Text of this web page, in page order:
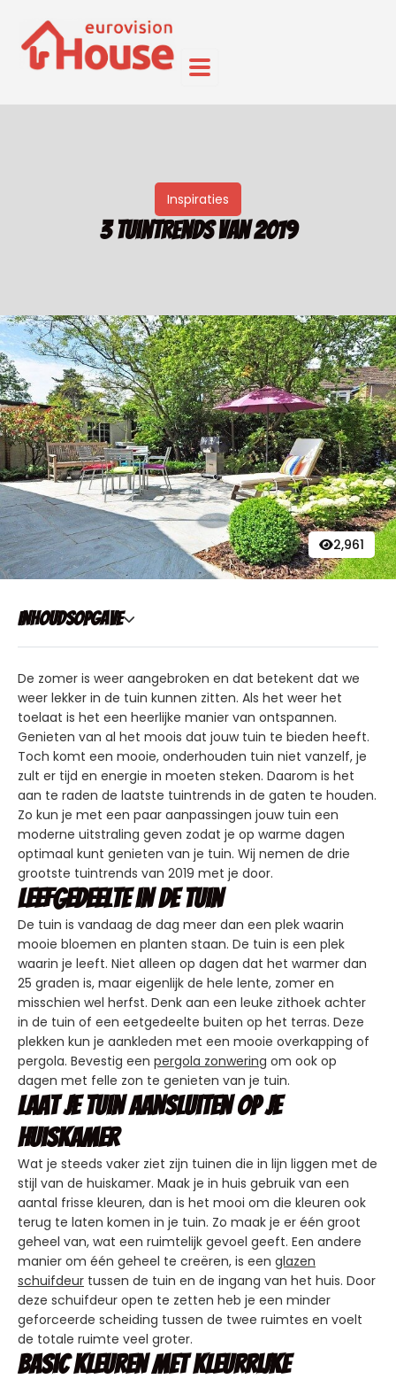
2,961
Inspiraties
3 tuintrends van 2019
Inhoudsopgave
De zomer is weer aangebroken en dat betekent dat we
weer lekker in de tuin kunnen zitten. Als het weer het
toelaat is het een heerlijke manier van ontspannen.
Genieten van al het moois dat jouw tuin te bieden heeft.
Toch komt een mooie, onderhouden tuin niet vanzelf, je
zult er tijd en energie in moeten steken. Daarom is het
aan te raden de laatste tuintrends in de gaten te houden.
Zo kun je met een paar aanpassingen jouw tuin een
moderne uitstraling geven zodat je op warme dagen
optimaal kunt genieten van je tuin. Wij nemen de drie
grootste tuintrends van 2019 met je door.
Leefgedeelte in de tuin
De tuin is vandaag de dag meer dan een plek waarin
mooie bloemen en planten staan. De tuin is een plek
waarin je leeft. Niet alleen op dagen dat het warmer dan
25 graden is, maar eigenlijk de hele lente, zomer en
misschien wel herfst. Denk aan een leuke zithoek achter
in de tuin of een eetgedeelte buiten op het terras. Deze
plekken kun je aankleden met een mooie overkapping of
pergola. Bevestig een pergola zonwering om ook op
dagen met felle zon te genieten van je tuin.
Laat je tuin aansluiten op je
huiskamer
Wat je steeds vaker ziet zijn tuinen die in lijn liggen met de
stijl van de huiskamer. Maak je in huis gebruik van een
aantal frisse kleuren, dan is het mooi om die kleuren ook
terug te laten komen in je tuin. Zo maak je er één groot
geheel van, wat een ruimtelijk gevoel geeft. Een andere
manier om één geheel te creëren, is een glazen
schuifdeur tussen de tuin en de ingang van het huis. Door
deze schuifdeur open te zetten heb je een minder
geforceerde scheiding tussen de twee ruimtes en voelt
de totale ruimte veel groter.
Basic kleuren met kleurrijke